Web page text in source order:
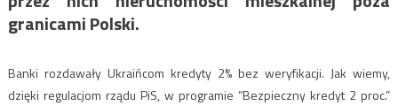
granicami Polski.
Banki rozdawały Ukraińcom kredyty 2% bez weryfikacji. Jak wiemy,
dzięki regulacjom rządu PiS, w programie “Bezpieczny kredyt 2 proc.”